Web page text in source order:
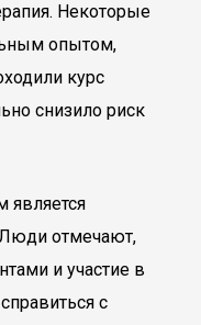
Некоторые
опытом,
курс
снизило риск
является
Люди отмечают,
и участие в
с